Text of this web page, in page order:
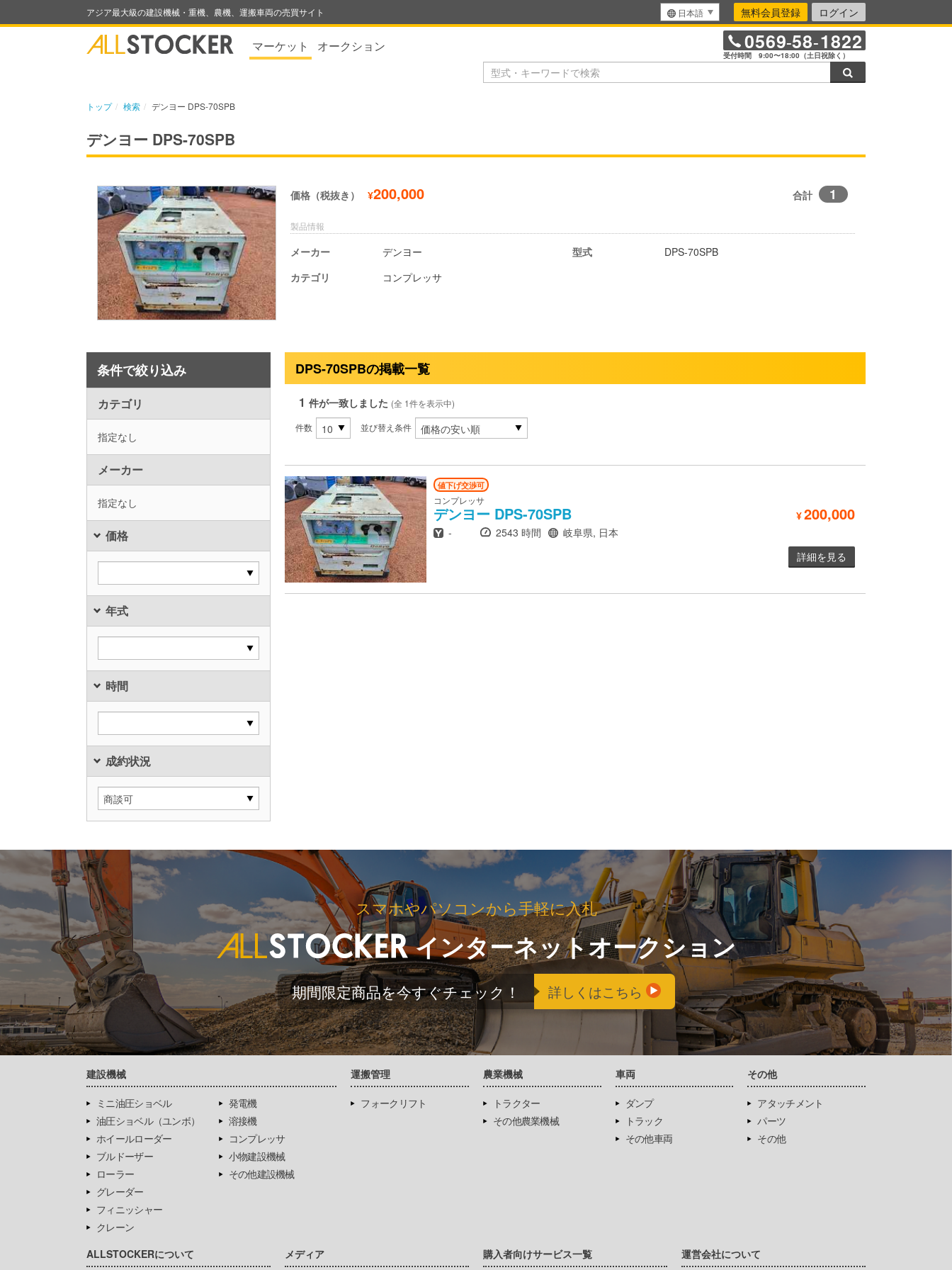
アジア最大級の建設機械・重機、農機、運搬車両の売買サイト 日本語 無料会員登録 ログイン
マーケット オークション 0569-58-1822
受付時間 9:00〜18:00（土日祝除く）
トップ 検索 デンヨー DPS-70SPB
デンヨー DPS-70SPB
価格（税抜き） ¥200,000 合計 1
製品情報
メーカー
デンヨー
カテゴリ
コンプレッサ
型式 DPS-70SPB
条件で絞り込み
カテゴリ
指定なし
メーカー
指定なし
価格
年式
時間
成約状況
DPS-70SPBの掲載一覧
1 件が一致しました (全 1件を表示中)
件数
並び替え条件
値下げ交渉可
コンプレッサ
デンヨー DPS-70SPB ¥200,000
年式
- 時間
2543 時間 場所
岐阜県, 日本
詳細を見る
スマホやパソコンから手軽に入札
インターネットオークション
期間限定商品を今すぐチェック！ 詳しくはこちら
建設機械
ミニ油圧ショベル
油圧ショベル（ユンボ）
ホイールローダー
ブルドーザー
ローラー
グレーダー
フィニッシャー
クレーン
発電機
溶接機
コンプレッサ
小物建設機械
その他建設機械
運搬管理
フォークリフト
農業機械
トラクター
その他農業機械
車両
ダンプ
トラック
その他車両
その他
アタッチメント
パーツ
その他
ALLSTOCKERについて メディア 購入者向けサービス一覧 運営会社について